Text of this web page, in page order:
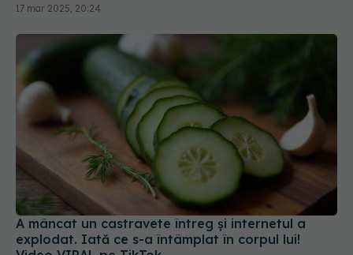
17 mar 2025, 20:24
A mâncat un castravete întreg și internetul a
explodat. Iată ce s-a întâmplat în corpul lui!